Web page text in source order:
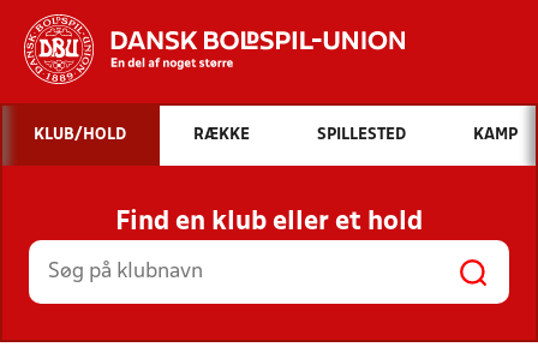
Hvad vil du søge efter?
INDHOLD OG NYHEDER
STILLINGER, RESULTATER, KLUBBER OG
HOLD
KLUB/HOLD RÆKKE SPILLESTED KAMP
Find en klub eller et hold